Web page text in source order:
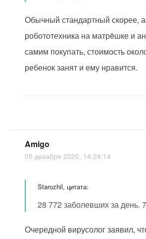
Обычный стандартный скорее,
робототехника на матрëшке и
самим покупать, стоимость
ребенок занят и ему нравится.
Amigo
05 декабря 2020, 14:24:14
Starozhil, цитата:
28 772 заболевших за день.
Очередной вирусолог заявил,